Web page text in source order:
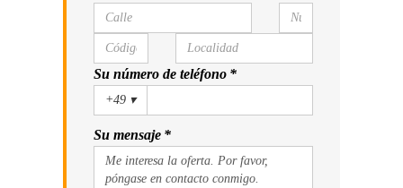
Su número de teléfono *
+49 ▾
Su mensaje *